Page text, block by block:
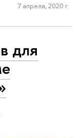
7 апреля, 2020 г.
для